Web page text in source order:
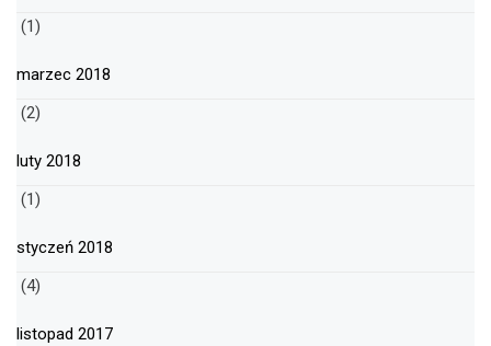
(1)
marzec 2018
(2)
luty 2018
(1)
styczeń 2018
(4)
listopad 2017